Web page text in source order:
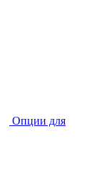
Опции для